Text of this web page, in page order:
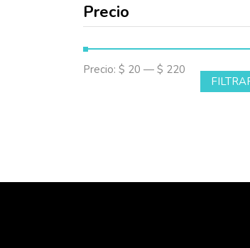
Precio
Precio:$ 20 —$ 220